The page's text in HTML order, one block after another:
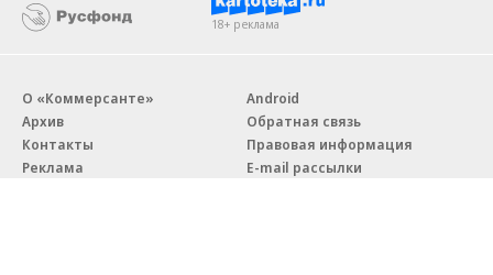
18+ реклама
О «Коммерсанте»
Архив
Контакты
Реклама
Android
Обратная связь
Правовая информация
E-mail рассылки